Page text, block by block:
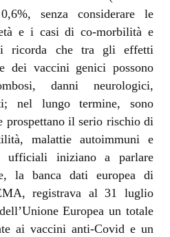
senza considerare le
e i casi di co-morbilità e
ricorda che tra gli effetti
dei vaccini genici possono
danni neurologici,
nel lungo termine, sono
prospettano il serio rischio di
malattie autoimmuni e
iniziano a parlare
la banca dati europea di
registrava al 31 luglio
Europea un totale
ai vaccini anti-Covid e un